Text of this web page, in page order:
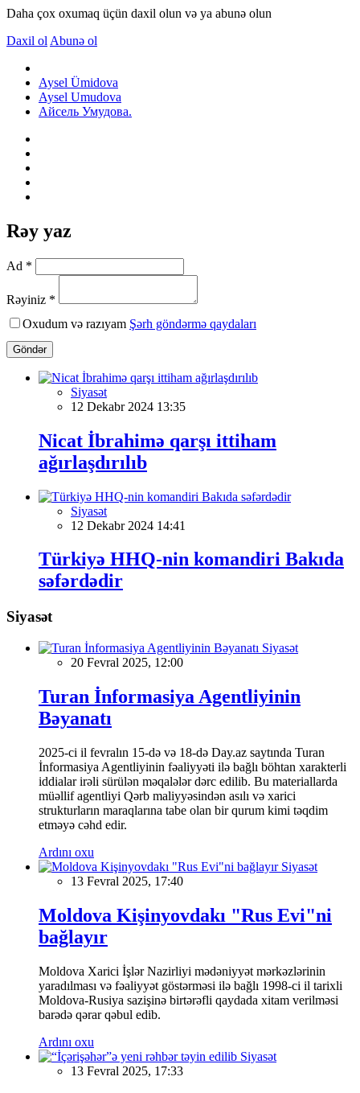
Daha çox oxumaq üçün daxil olun və ya abunə olun
Daxil ol Abunə ol
Aysel Ümidova
Aysel Umudova
Айсель Умудова.
Rəy yaz
Ad *
Rəyiniz *
Oxudum və razıyam Şərh göndərmə qaydaları
Göndər
Siyasət
12 Dekabr 2024 13:35
Nicat İbrahimə qarşı ittiham
ağırlaşdırılıb
Siyasət
12 Dekabr 2024 14:41
Türkiyə HHQ-nin komandiri Bakıda
səfərdədir
Siyasət
Siyasət
20 Fevral 2025, 12:00
Turan İnformasiya Agentliyinin
Bəyanatı
2025-ci il fevralın 15-də və 18-də Day.az saytında Turan
İnformasiya Agentliyinin fəaliyyəti ilə bağlı böhtan xarakterli
iddialar irəli sürülən məqalələr dərc edilib. Bu materiallarda
müəllif agentliyi Qərb maliyyəsindən asılı və xarici
strukturların maraqlarına tabe olan bir qurum kimi təqdim
etməyə cəhd edir.
Ardını oxu
Siyasət
13 Fevral 2025, 17:40
Moldova Kişinyovdakı "Rus Evi"ni
bağlayır
Moldova Xarici İşlər Nazirliyi mədəniyyət mərkəzlərinin
yaradılması və fəaliyyət göstərməsi ilə bağlı 1998-ci il tarixli
Moldova-Rusiya sazişinə birtərəfli qaydada xitam verilməsi
barədə qərar qəbul edib.
Ardını oxu
Siyasət
13 Fevral 2025, 17:33